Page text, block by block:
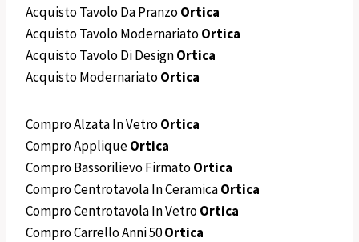
Acquisto Tavolo Da PranzoOrtica
Acquisto Tavolo ModernariatoOrtica
Acquisto Tavolo Di DesignOrtica
Acquisto ModernariatoOrtica
Compro Alzata In VetroOrtica
Compro AppliqueOrtica
Compro Bassorilievo FirmatoOrtica
Compro Centrotavola In CeramicaOrtica
Compro Centrotavola In VetroOrtica
Compro Carrello Anni 50Ortica